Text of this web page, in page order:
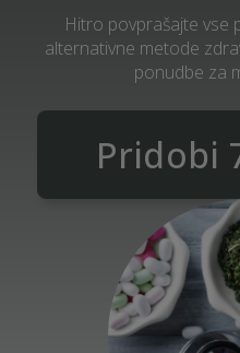
Hitro povprašajte vse
alternativne metode
ponudbe za
Pridobi